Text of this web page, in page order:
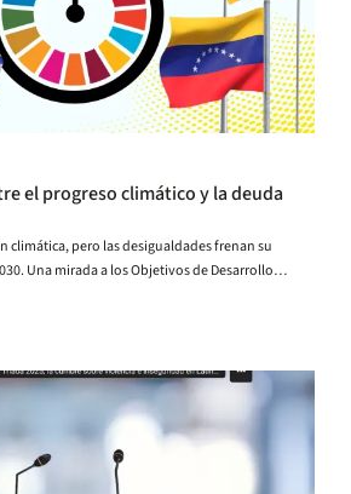
el progreso climático y la deuda
climática, pero las desigualdades frenan su
Una mirada a los Objetivos de Desarrollo